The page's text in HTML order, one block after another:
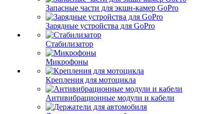
Запасные части для экшн-камер GoPro
Зарядные устройства для GoPro
Стабилизатор
Микрофоны
Крепления для мотоцикла
Антивибрационные модули и кабели